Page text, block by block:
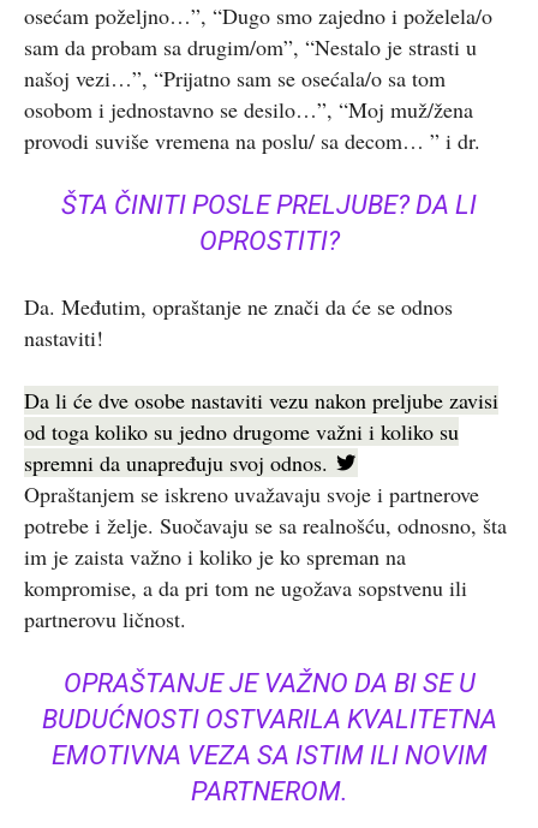
osećam poželjno…”, “Dugo smo zajedno i poželela/o
sam da probam sa drugim/om”, “Nestalo je strasti u
našoj vezi…”, “Prijatno sam se osećala/o sa tom
osobom i jednostavno se desilo…”, “Moj muž/žena
provodi suviše vremena na poslu/ sa decom… ” i dr.
ŠTA ČINITI POSLE PRELJUBE? DA LI
OPROSTITI?
Da. Međutim, opraštanje ne znači da će se odnos
nastaviti!
Da li će dve osobe nastaviti vezu nakon preljube zavisi
od toga koliko su jedno drugome važni i koliko su
spremni da unapređuju svoj odnos.
Opraštanjem se iskreno uvažavaju svoje i partnerove
potrebe i želje. Suočavaju se sa realnošću, odnosno, šta
im je zaista važno i koliko je ko spreman na
kompromise, a da pri tom ne ugožava sopstvenu ili
partnerovu ličnost.
OPRAŠTANJE JE VAŽNO DA BI SE U
BUDUĆNOSTI OSTVARILA KVALITETNA
EMOTIVNA VEZA SA ISTIM ILI NOVIM
PARTNEROM.